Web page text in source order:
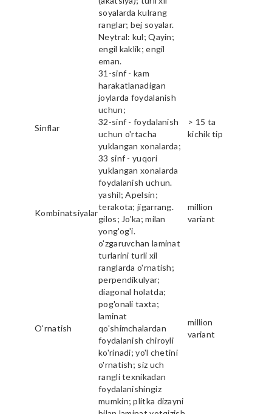
soyalarda kulrang
ranglar; bej soyalar.
Neytral: kul; Qayin;
engil kaklik; engil
eman.
Sinflar
31-sinf - kam
harakatlanadigan
joylarda foydalanish
uchun;
32-sinf - foydalanish
uchun o'rtacha
yuklangan xonalarda;
33 sinf - yuqori
yuklangan xonalarda
foydalanish uchun.
> 15 ta
kichik tip
Kombinatsiyalar
yashil; Apelsin;
terakota; jigarrang.
gilos; Jo'ka; milan
yong'og'i.
million
variant
O'rnatish
o'zgaruvchan laminat
turlarini turli xil
ranglarda o'rnatish;
perpendikulyar;
diagonal holatda;
pog'onali taxta;
laminat
qo'shimchalardan
foydalanish chiroyli
ko'rinadi; yo'l chetini
o'rnatish; siz uch
rangli texnikadan
foydalanishingiz
mumkin; plitka dizayni
million
variant